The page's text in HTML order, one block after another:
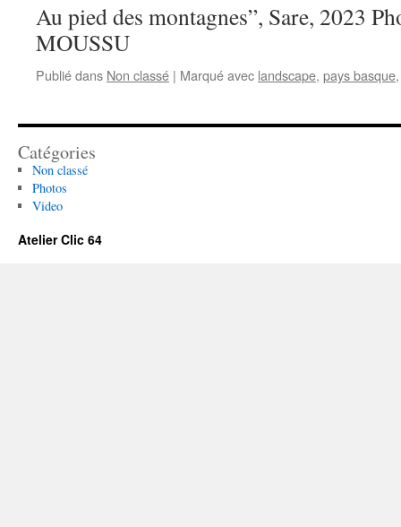
Au pied des montagnes”, Sare, 2023
MOUSSU
Publié dans Non classé | Marqué avec landscape, pays basque
Catégories
Non classé
Photos
Video
Atelier Clic 64